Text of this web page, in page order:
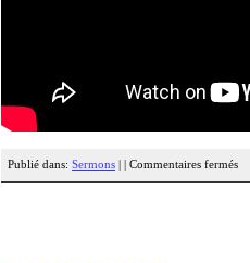
Publié dans: Sermons Commentaires fermés